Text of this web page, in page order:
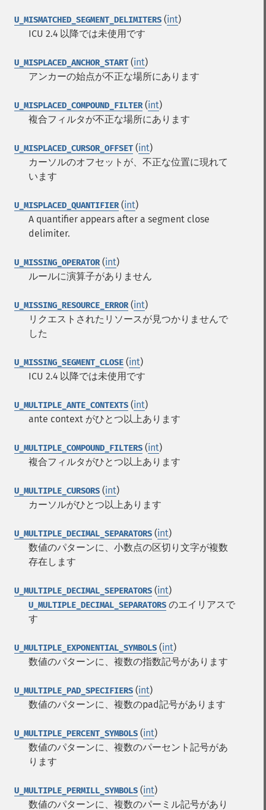
U_MISMATCHED_SEGMENT_DELIMITERS (int)
ICU 2.4 以降では未使用です
U_MISPLACED_ANCHOR_START (int)
アンカーの始点が不正な場所にあります
U_MISPLACED_COMPOUND_FILTER(int)
複合フィルタが不正な場所にあります
U_MISPLACED_CURSOR_OFFSET (int)
カーソルのオフセットが、不正な位置に現れて
います
U_MISPLACED_QUANTIFIER(int)
A quantifier appears after a segment close
delimiter.
U_MISSING_OPERATOR(int)
ルールに演算子がありません
U_MISSING_RESOURCE_ERROR(int)
リクエストされたリソースが見つかりませんで
した
U_MISSING_SEGMENT_CLOSE (int)
ICU 2.4 以降では未使用です
U_MULTIPLE_ANTE_CONTEXTS (int)
ante context がひとつ以上あります
U_MULTIPLE_COMPOUND_FILTERS (int)
複合フィルタがひとつ以上あります
U_MULTIPLE_CURSORS (int)
カーソルがひとつ以上あります
U_MULTIPLE_DECIMAL_SEPARATORS (int)
数値のパターンに、小数点の区切り文字が複数
存在します
U_MULTIPLE_DECIMAL_SEPERATORS (int)
U_MULTIPLE_DECIMAL_SEPARATORS のエイリアスで
す
U_MULTIPLE_EXPONENTIAL_SYMBOLS (int)
数値のパターンに、複数の指数記号があります
U_MULTIPLE_PAD_SPECIFIERS (int)
数値のパターンに、複数のpad記号があります
U_MULTIPLE_PERCENT_SYMBOLS (int)
数値のパターンに、複数のパーセント記号があ
ります
U_MULTIPLE_PERMILL_SYMBOLS (int)
数値のパターンに、複数のパーミル記号があり